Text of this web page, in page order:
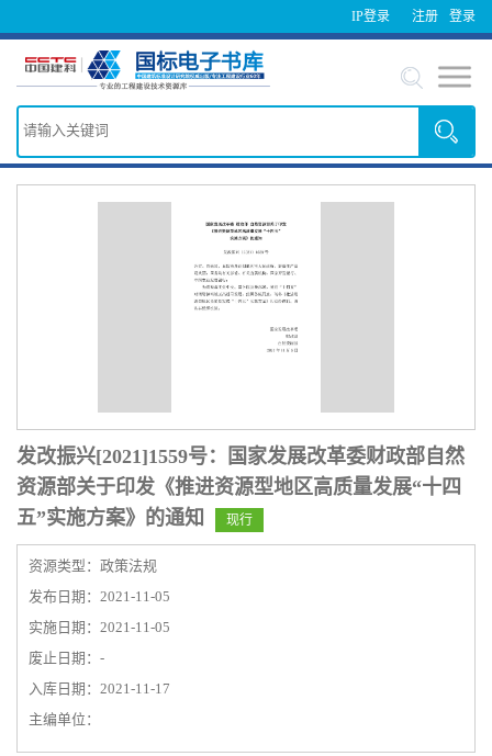
IP登录 登录
注册
发改振兴[2021]1559号：国家发展改革委财政部自然
资源部关于印发《推进资源型地区高质量发展“十四
五”实施方案》的通知
现行
资源类型：政策法规
发布日期：2021-11-05
实施日期：2021-11-05
废止日期：-
入库日期：2021-11-17
主编单位：